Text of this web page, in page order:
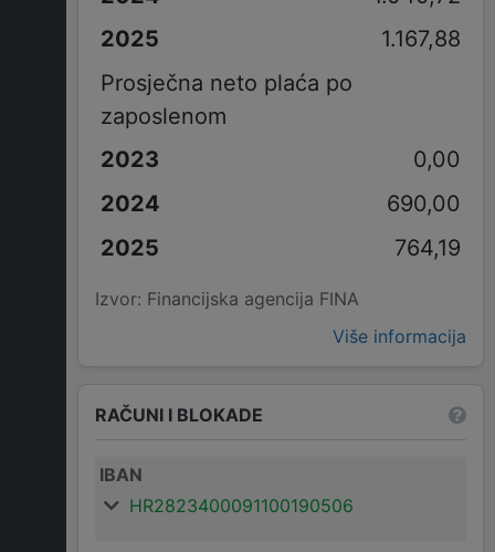
1.167,88
Prosječna neto plaća po
zaposlenom
0,00
690,00
764,19
Izvor: Financijska agencija FINA
Više informacija
RAČUNI I BLOKADE
IBAN
HR2823400091100190506